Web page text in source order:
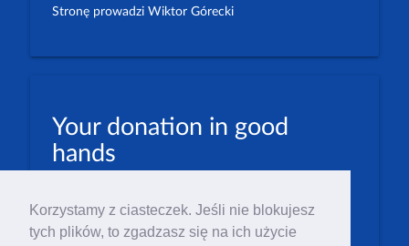
Korzystamy z ciasteczek. Jeśli nie blokujesz
tych plików, to zgadzasz się na ich użycie
Stronę prowadzi Wiktor Górecki
Your donation in good
hands
EUR: 23 1600 1462 1884 8633 6000 0004
Numer IBAN: PL23 1 600 1462 1884 8633 6000